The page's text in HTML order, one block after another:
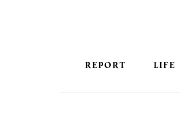
REPORT LIFE